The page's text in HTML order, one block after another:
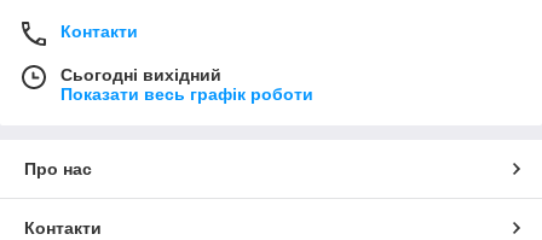
Контакти
Сьогодні вихідний
Показати весь графік роботи
Про нас
Контакти